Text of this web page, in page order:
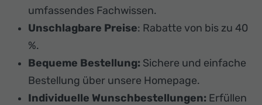
umfassendes Fachwissen.
Unschlagbare Preise: Rabatte von bis zu 40
%.
Bequeme Bestellung: Sichere und einfache
Bestellung über unsere Homepage.
Individuelle Wunschbestellungen: Erfüllen